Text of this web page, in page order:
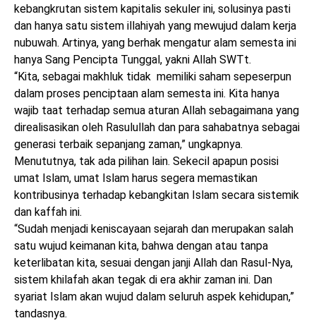
kebangkrutan sistem kapitalis sekuler ini, solusinya pasti
dan hanya satu sistem illahiyah yang mewujud dalam kerja
nubuwah. Artinya, yang berhak mengatur alam semesta ini
hanya Sang Pencipta Tunggal, yakni Allah SWTt.
“Kita, sebagai makhluk tidak memiliki saham sepeserpun
dalam proses penciptaan alam semesta ini. Kita hanya
wajib taat terhadap semua aturan Allah sebagaimana yang
direalisasikan oleh Rasulullah dan para sahabatnya sebagai
generasi terbaik sepanjang zaman,” ungkapnya.
Menututnya, tak ada pilihan lain. Sekecil apapun posisi
umat Islam, umat Islam harus segera memastikan
kontribusinya terhadap kebangkitan Islam secara sistemik
dan kaffah ini.
“Sudah menjadi keniscayaan sejarah dan merupakan salah
satu wujud keimanan kita, bahwa dengan atau tanpa
keterlibatan kita, sesuai dengan janji Allah dan Rasul-Nya,
sistem khilafah akan tegak di era akhir zaman ini. Dan
syariat Islam akan wujud dalam seluruh aspek kehidupan,”
tandasnya.